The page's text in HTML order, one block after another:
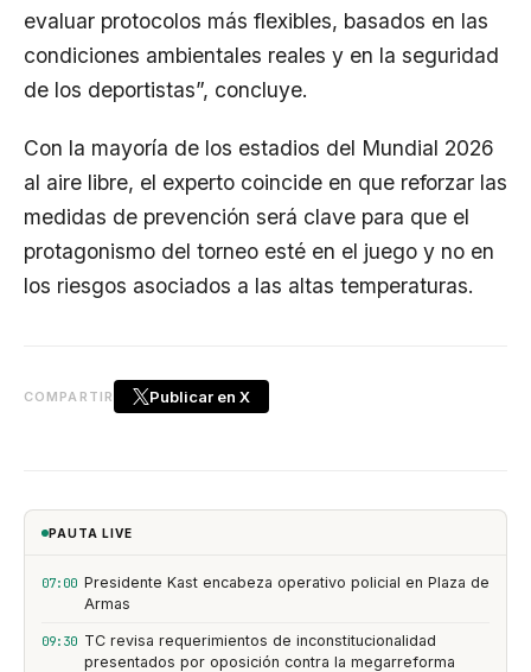
evaluar protocolos más flexibles, basados en las
condiciones ambientales reales y en la seguridad
de los deportistas”, concluye.
Con la mayoría de los estadios del Mundial 2026
al aire libre, el experto coincide en que reforzar las
medidas de prevención será clave para que el
protagonismo del torneo esté en el juego y no en
los riesgos asociados a las altas temperaturas.
COMPARTIR Publicar en X
PAUTA LIVE
07:00 Presidente Kast encabeza operativo policial en Plaza de
Armas
09:30 TC revisa requerimientos de inconstitucionalidad
presentados por oposición contra la megarreforma